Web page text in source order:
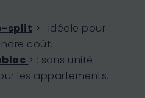
split > : idéale pour
coût.
> : sans unité
les appartements.